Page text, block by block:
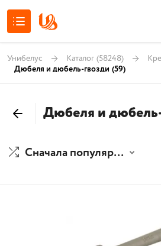
Унибелус Каталог (58248)
Дюбеля и дюбель-гвозди (59)
Дюбеля и
Сначала популярные